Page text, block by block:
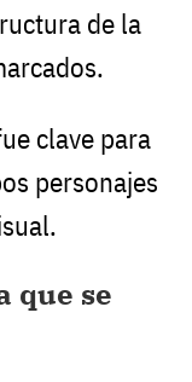
de la
clave para
personajes
que se